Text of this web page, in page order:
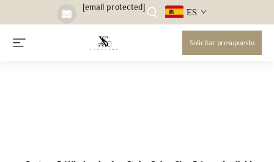
[email protected] ES
Solicitar presupuesto